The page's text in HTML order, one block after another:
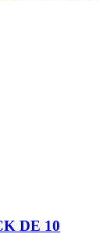
DE 10